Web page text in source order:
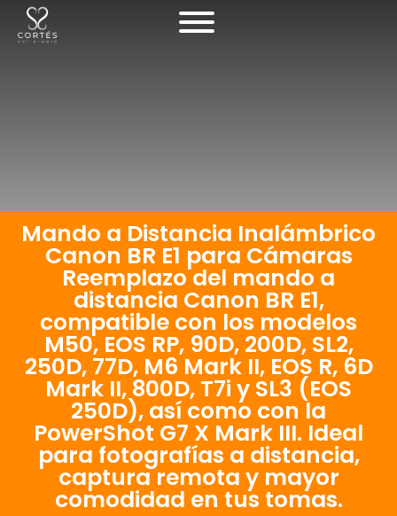
Mando a Distancia Inalámbrico
Canon BR E1 para Cámaras
Reemplazo del mando a
distancia Canon BR E1,
compatible con los modelos
M50, EOS RP, 90D, 200D, SL2,
250D, 77D, M6 Mark II, EOS R, 6D
Mark II, 800D, T7i y SL3 (EOS
250D), así como con la
PowerShot G7 X Mark III. Ideal
para fotografías a distancia,
captura remota y mayor
comodidad en tus tomas.